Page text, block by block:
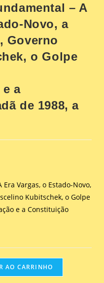
– A
Novo, a
Governo
o Golpe
e a
de 1988, a
Vargas, o Estado-Novo,
Kubitschek, o Golpe
e a Constituição
AO CARRINHO